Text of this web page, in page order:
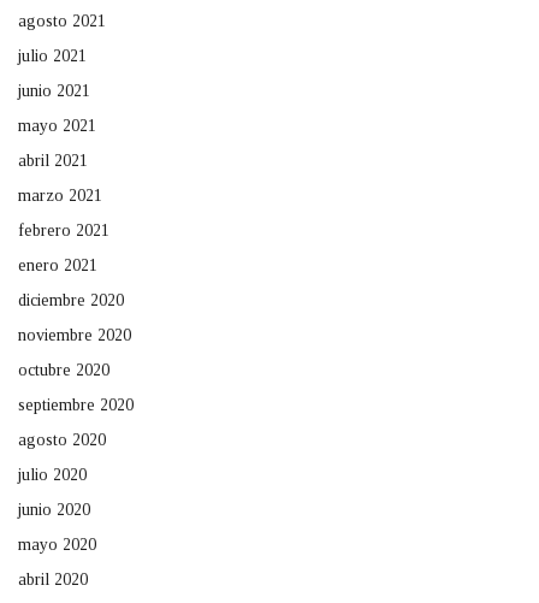
agosto 2021
julio 2021
junio 2021
mayo 2021
abril 2021
marzo 2021
febrero 2021
enero 2021
diciembre 2020
noviembre 2020
octubre 2020
septiembre 2020
agosto 2020
julio 2020
junio 2020
mayo 2020
abril 2020